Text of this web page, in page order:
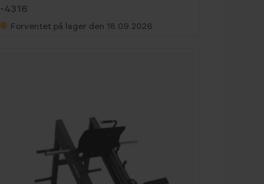
-4316
Forventet på lager den 18.09.2026